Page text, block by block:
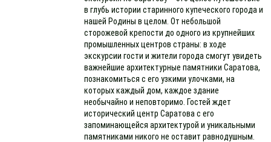
в глубь истории старинного купеческого города и
нашей Родины в целом. От небольшой
сторожевой крепости до одного из крупнейших
промышленных центров страны: в ходе
экскурсии гости и жители города смогут увидеть
важнейшие архитектурные памятники Саратова,
познакомиться с его узкими улочками, на
которых каждый дом, каждое здание
необычайно и неповторимо. Гостей ждет
исторический центр Саратова с его
запоминающейся архитектурой и уникальными
памятниками никого не оставит равнодушным.